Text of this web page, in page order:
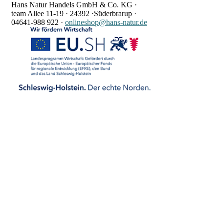
Hans Natur Handels GmbH & Co. KG ·
team Allee 11-19 · 24392 ·Süderbrarup ·
04641-988 922 · onlineshop@hans-natur.de